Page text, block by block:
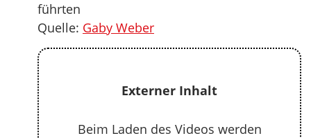
führten
Quelle: Gaby Weber
Externer Inhalt
Beim Laden des Videos werden